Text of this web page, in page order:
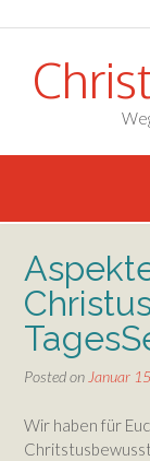
to
content
Posted on Januar
Wir haben für